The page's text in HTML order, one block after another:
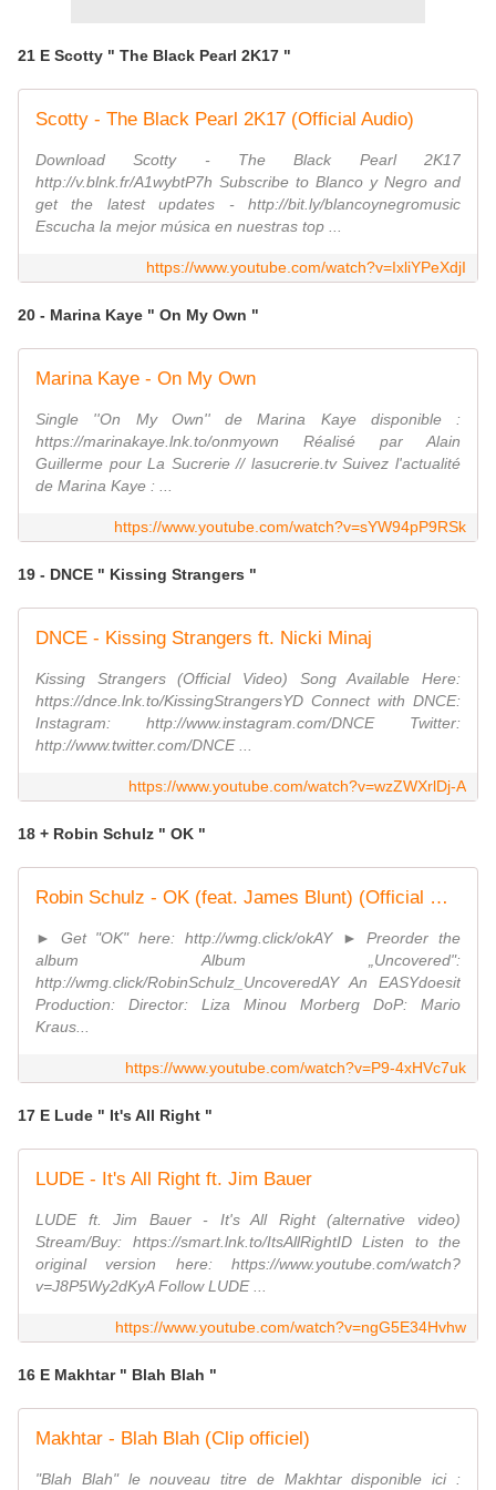
21 E Scotty " The Black Pearl 2K17 "
Scotty - The Black Pearl 2K17 (Official Audio)
Download Scotty - The Black Pearl 2K17
http://v.blnk.fr/A1wybtP7h Subscribe to Blanco y Negro and
get the latest updates - http://bit.ly/blancoynegromusic
Escucha la mejor música en nuestras top ...
https://www.youtube.com/watch?v=IxliYPeXdjI
20 - Marina Kaye " On My Own "
Marina Kaye - On My Own
Single ''On My Own'' de Marina Kaye disponible :
https://marinakaye.lnk.to/onmyown Réalisé par Alain
Guillerme pour La Sucrerie // lasucrerie.tv Suivez l'actualité
de Marina Kaye : ...
https://www.youtube.com/watch?v=sYW94pP9RSk
19 - DNCE " Kissing Strangers "
DNCE - Kissing Strangers ft. Nicki Minaj
Kissing Strangers (Official Video) Song Available Here:
https://dnce.lnk.to/KissingStrangersYD Connect with DNCE:
Instagram: http://www.instagram.com/DNCE Twitter:
http://www.twitter.com/DNCE ...
https://www.youtube.com/watch?v=wzZWXrlDj-A
18 + Robin Schulz " OK "
Robin Schulz - OK (feat. James Blunt) (Official Music Video)
► Get "OK" here: http://wmg.click/okAY ► Preorder the
album Album „Uncovered":
http://wmg.click/RobinSchulz_UncoveredAY An EASYdoesit
Production: Director: Liza Minou Morberg DoP: Mario
Kraus...
https://www.youtube.com/watch?v=P9-4xHVc7uk
17 E Lude " It's All Right "
LUDE - It's All Right ft. Jim Bauer
LUDE ft. Jim Bauer - It's All Right (alternative video)
Stream/Buy: https://smart.lnk.to/ItsAllRightID Listen to the
original version here: https://www.youtube.com/watch?
v=J8P5Wy2dKyA Follow LUDE ...
https://www.youtube.com/watch?v=ngG5E34Hvhw
16 E Makhtar " Blah Blah "
Makhtar - Blah Blah (Clip officiel)
"Blah Blah" le nouveau titre de Makhtar disponible ici :